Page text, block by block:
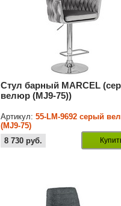
Стул барный MARCEL
велюр (MJ9-75))
Артикул:55-LM-9692 серый
(MJ9-75)
8 730 руб.